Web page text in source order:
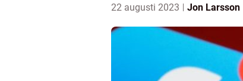
22 augusti 2023 Jon Larsson